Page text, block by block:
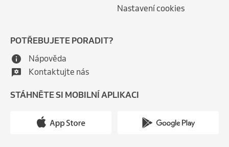
Nastavení cookies
POTŘEBUJETE PORADIT?
Nápověda
Kontaktujte nás
STÁHNĚTE SI MOBILNÍ APLIKACI